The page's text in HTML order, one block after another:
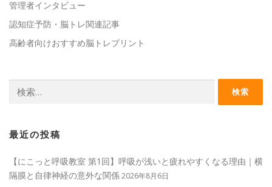
管理者インタビュー
認知症予防・脳トレ関連記事
高齢者向けおすすめ脳トレプリント
索:
最近の投稿
【にこっと呼吸教室 第1回】呼吸が浅いと疲れやすくなる理由｜横
隔膜と自律神経の意外な関係2026年8月6日